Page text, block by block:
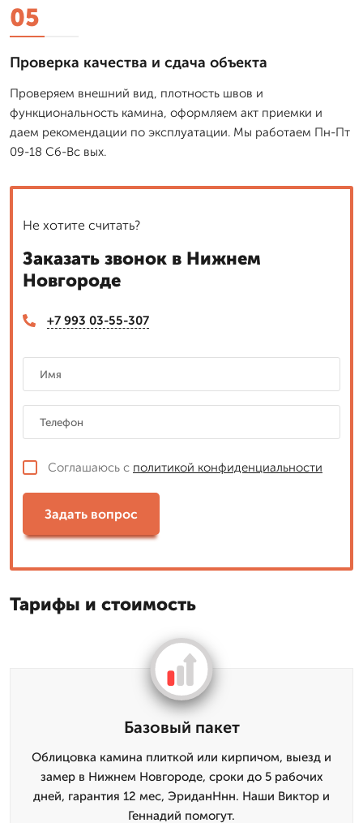
05
Проверка качества и сдача объекта
Проверяем внешний вид, плотность швов и
функциональность камина, оформляем акт приемки и
даем рекомендации по эксплуатации. Мы работаем Пн-Пт
09-18 Сб-Вс вых.
Не хотите считать?
Заказать звонок в Нижнем
Новгороде
+7 993 03-55-307
Соглашаюсь с политикой конфиденциальности
Задать вопрос
Тарифы и стоимость
Базовый пакет
Облицовка камина плиткой или кирпичом, выезд и
замер в Нижнем Новгороде, сроки до 5 рабочих
дней, гарантия 12 мес, ЭриданНнн. Наши Виктор и
Геннадий помогут.